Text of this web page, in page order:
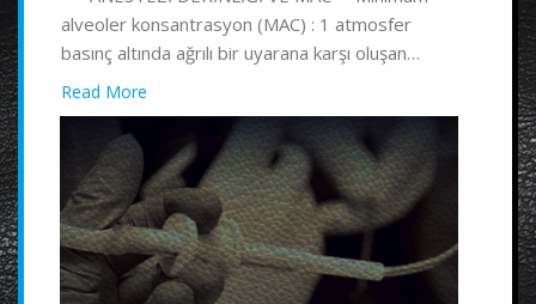
alveoler konsantrasyon (MAC) : 1 atmosfer
basınç altında ağrılı bir uyarana karşı oluşan…
Read More